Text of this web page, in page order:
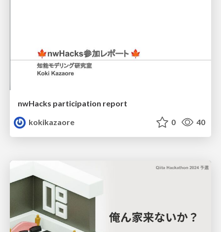
nwHacks participation report
kokikazaore
0 40